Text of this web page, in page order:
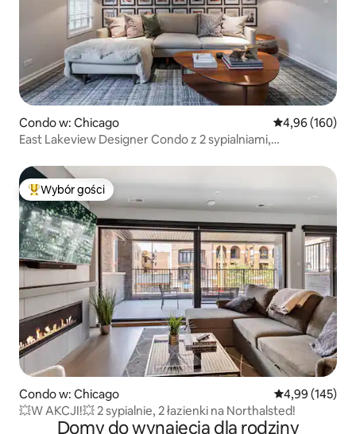
Condo w: Chicago Średnia
4,96 (160)
East Lakeview Designer Condo z 2 sypialniami,
Najpopularniejsze z kategorii Wybór gości
Wybór gości
Condo w: Chicago Średnia
4,99 (145)
💥W AKCJI!💥 2 sypialnie, 2 łazienki na Northalsted!
Domy do wynajęcia dla rodziny